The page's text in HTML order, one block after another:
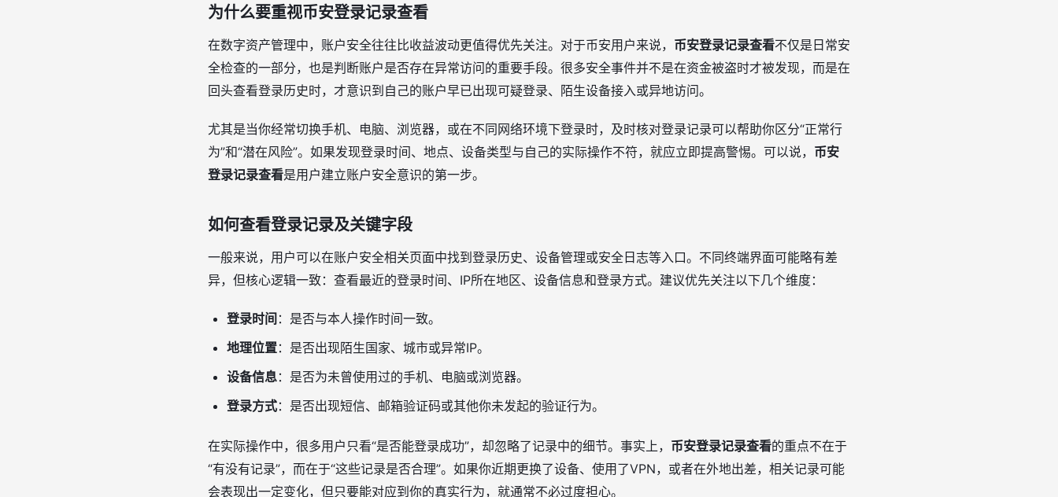
为什么要重视币安登录记录查看
在数字资产管理中，账户安全往往比收益波动更值得优先关注。对于币安用户来说， 币安登录记录查看不仅是日常安
全检查的一部分，也是判断账户是否存在异常访问的重要手段。很多安全事件并不是在资金被盗时才被发现，而是在
回头查看登录历史时，才意识到自己的账户早已出现可疑登录、陌生设备接入或异地访问。
尤其是当你经常切换手机、电脑、浏览器，或在不同网络环境下登录时，及时核对登录记录可以帮助你区分“正常行
为”和“潜在风险”。如果发现登录时间、地点、设备类型与自己的实际操作不符，就应立即提高警惕。可以说， 币安
登录记录查看是用户建立账户安全意识的第一步。
如何查看登录记录及关键字段
一般来说，用户可以在账户安全相关页面中找到登录历史、设备管理或安全日志等入口。不同终端界面可能略有差
异，但核心逻辑一致：查看最近的登录时间、IP所在地区、设备信息和登录方式。建议优先关注以下几个维度：
登录时间 ：是否与本人操作时间一致。
地理位置：是否出现陌生国家、城市或异常IP。
设备信息：是否为未曾使用过的手机、电脑或浏览器。
登录方式：是否出现短信、邮箱验证码或其他你未发起的验证行为。
在实际操作中，很多用户只看“是否能登录成功”，却忽略了记录中的细节。事实上， 币安登录记录查看的重点不在于
“有没有记录”，而在于“这些记录是否合理”。如果你近期更换了设备、使用了VPN，或者在外地出差，相关记录可能
会表现出一定变化，但只要能对应到你的真实行为，就通常不必过度担心。